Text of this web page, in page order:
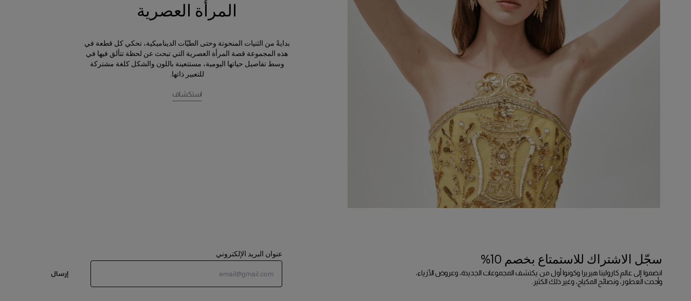
المرأة العصرية
بدايةً من الثنيات المنحوتة وحتى الطيّات الديناميكية، تحكي كل قطعة في
هذه المجموعة قصة المرأة العصرية التي تبحث عن لحظة تتألق فيها في
وسط تفاصيل حياتها اليومية، مستتعينة باللون والشكل كلغة مشتركة
للتعبير ذاتها.
استكشاف
سجّل الاشتراك للاستمتاع بخصم 10%
انضموا إلى عالم كارولينا هيريرا وكونوا أول من يكتشف المجموعات الجديدة، وعروض الأزياء،
وأحدث العطور، ونصائح المكياج، وغير ذلك الكثير.
عنوان البريد الإلكتروني
إرسال